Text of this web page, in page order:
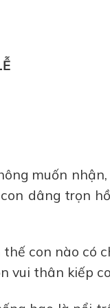
muốn
dâng trọn
con nào có
vui thân kiếp